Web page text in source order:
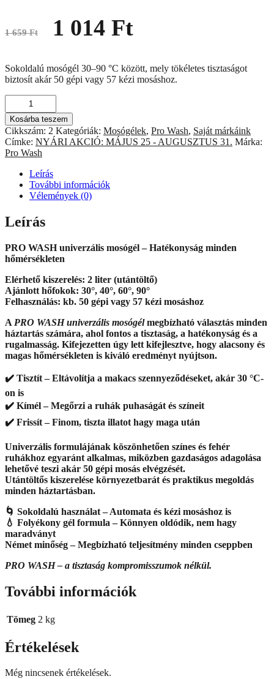
1 659Ft
Original
659 Ft.
1 014 Ft
014 Ft.
Sokoldalú mosógél 30–90 °C között, mely tökéletes tisztaságot
biztosít akár 50 gépi vagy 57 kézi mosáshoz.
WASH
univerzális
mosógél
–
Utántöltő
1900
mennyiség
Kosárba teszem
Cikkszám: 2 Kategóriák: Mosógélek, Pro Wash, Saját márkáink
Címke: NYÁRI AKCIÓ: MÁJUS 25 - AUGUSZTUS 31. Márka:
Pro Wash
Leírás
További információk
Vélemények (0)
Leírás
PRO WASH univerzális mosógél – Hatékonyság minden
hőmérsékleten
Elérhető kiszerelés: 2 liter (utántöltő)
Ajánlott hőfokok: 30°, 40°, 60°, 90°
Felhasználás: kb. 50 gépi vagy 57 kézi mosáshoz
A PRO WASH univerzális mosógélmegbízható választás minden
háztartás számára, ahol fontos a tisztaság, a hatékonyság és a
rugalmasság. Kifejezetten úgy lett kifejlesztve, hogy alacsony és
magas hőmérsékleten is kiváló eredményt nyújtson.
✔️ Tisztít – Eltávolítja a makacs szennyeződéseket, akár 30 °C-
on is
✔️ Kímél – Megőrzi a ruhák puhaságát és színeit
✔️ Frissít – Finom, tiszta illatot hagy maga után
Univerzális formulájának köszönhetően színes és fehér
ruhákhoz egyaránt alkalmas, miközben gazdaságos adagolása
lehetővé teszi akár 50 gépi mosás elvégzését.
Utántöltős kiszerelése környezetbarát és praktikus megoldás
minden háztartásban.
🌀 Sokoldalú használat – Automata és kézi mosáshoz is
💧 Folyékony gél formula – Könnyen oldódik, nem hagy
maradványt
Német minőség – Megbízható teljesítmény minden cseppben
PRO WASH – a tisztaság kompromisszumok nélkül.
További információk
Tömeg 2 kg
Értékelések
Még nincsenek értékelések.